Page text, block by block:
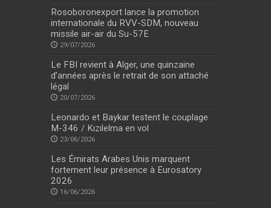
Rosoboronexport lance la promotion
internationale du RVV-SDM, nouveau
missile air-air du Su-57E
29/07/2026
Le FBI revient à Alger, une quinzaine
d’années après le retrait de son attaché
légal
20/07/2026
Leonardo et Baykar testent le couplage
M-346 / Kızılelma en vol
23/06/2026
Les Émirats Arabes Unis marquent
fortement leur présence à Eurosatory
2026
16/06/2026